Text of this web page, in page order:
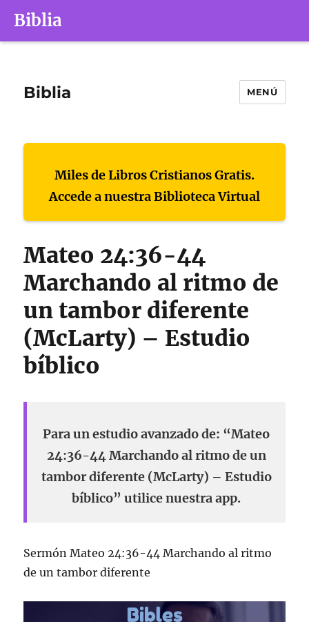
Biblia
Biblia MENÚ
Miles de Libros Cristianos Gratis.
Accede a nuestra Biblioteca Virtual
Mateo 24:36-44
Marchando al ritmo de
un tambor diferente
(McLarty) – Estudio
bíblico
Para un estudio avanzado de: “Mateo
24:36-44 Marchando al ritmo de un
tambor diferente (McLarty) – Estudio
bíblico” utilice nuestra app.
Sermón Mateo 24:36-44 Marchando al ritmo
de un tambor diferente